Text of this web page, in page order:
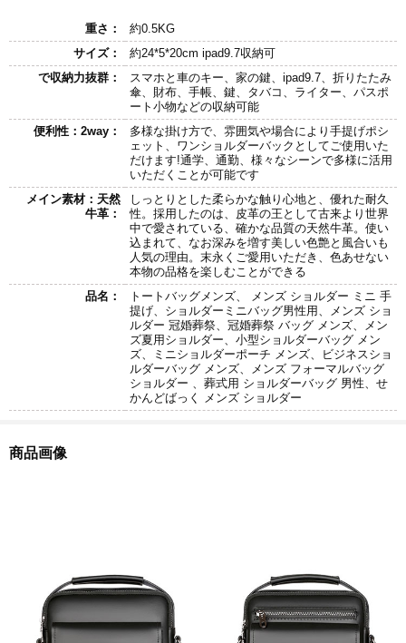
重さ：
約0.5KG
サイズ：
約24*5*20cm ipad9.7収納可
で収納力抜群：
スマホと車のキー、家の鍵、ipad9.7、折りたたみ
傘、財布、手帳、鍵、タバコ、ライター、パスポ
ート小物などの収納可能
便利性：2way：
多様な掛け方で、雰囲気や場合により手提げポシ
ェット、ワンショルダーバックとしてご使用いた
だけます!通学、通勤、様々なシーンで多様に活用
いただくことが可能です
メイン素材：天然
牛革：
しっとりとした柔らかな触り心地と、優れた耐久
性。採用したのは、皮革の王として古来より世界
中で愛されている、確かな品質の天然牛革。使い
込まれて、なお深みを増す美しい色艶と風合いも
人気の理由。末永くご愛用いただき、色あせない
本物の品格を楽しむことができる
品名：
トートバッグメンズ、 メンズ ショルダー ミニ 手
提げ、ショルダーミニバッグ男性用、メンズ ショ
ルダー 冠婚葬祭、冠婚葬祭 バッグ メンズ、メン
ズ夏用ショルダー、小型ショルダーバッグ メン
ズ、ミニショルダーポーチ メンズ、ビジネスショ
ルダーバッグ メンズ、メンズ フォーマルバッグ
ショルダー 、葬式用 ショルダーバッグ 男性、せ
かんどばっく メンズ ショルダー
商品画像